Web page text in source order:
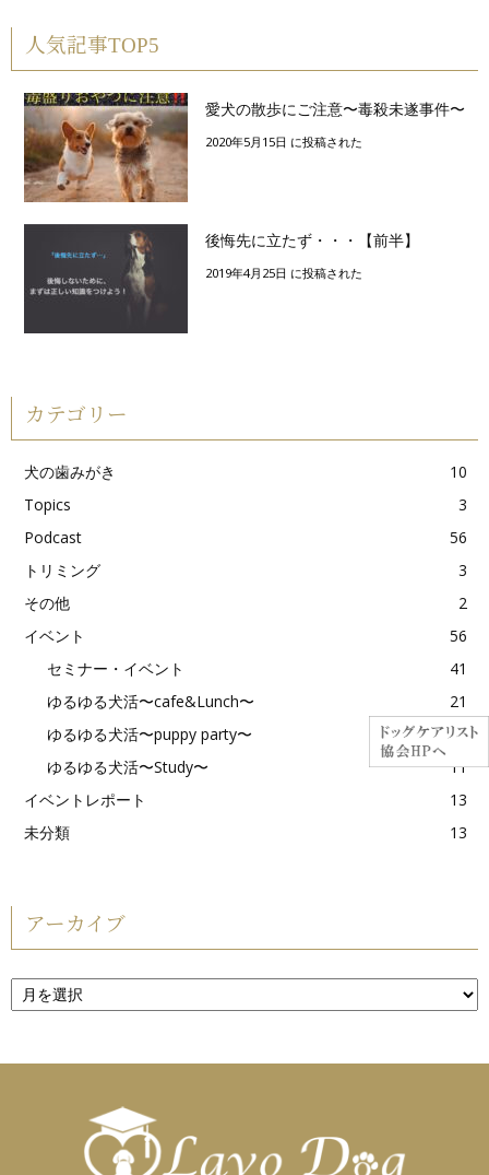
人気記事TOP5
愛犬の散歩にご注意〜毒殺未遂事件〜
2020年5月15日 に投稿された
後悔先に立たず・・・【前半】
2019年4月25日 に投稿された
カテゴリー
犬の歯みがき
10
Topics
3
Podcast
56
トリミング
3
その他
2
イベント
56
セミナー・イベント
41
ゆるゆる犬活〜cafe&Lunch〜
21
ゆるゆる犬活〜puppy party〜
2
ゆるゆる犬活〜Study〜
11
イベントレポート
13
未分類
13
アーカイブ
ア
ー
ブ